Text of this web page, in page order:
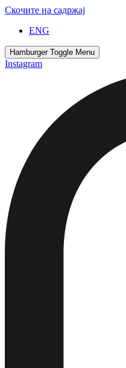
Скочите на садржај
ENG
Hamburger Toggle Menu
Instagram